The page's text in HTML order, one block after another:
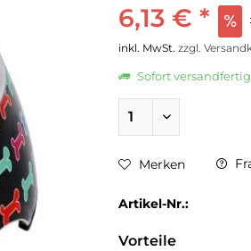
6,13 € *
inkl. MwSt. zzgl.
Sofort
Merken
Artikel-Nr.:
Vorteile